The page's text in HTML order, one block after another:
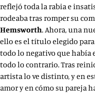
reflejó toda la rabia e
rodeaba tras romper su
Hemsworth. Ahora, una
ello es el título elegido para
todo lo negativo que había
todo lo contrario. Tras
artista lo ve distinto, y en
amor y en cómo su pareja